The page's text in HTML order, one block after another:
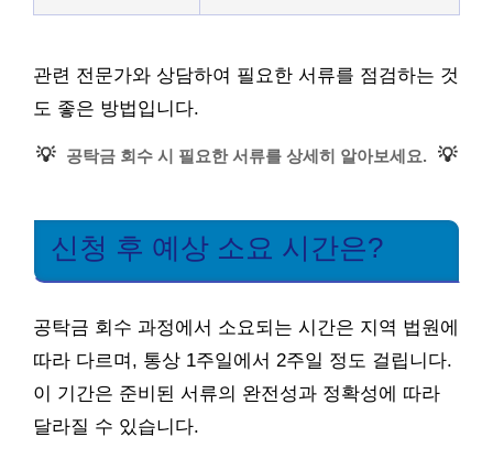
관련 전문가와 상담하여 필요한 서류를 점검하는 것
도 좋은 방법입니다.
💡 공탁금 회수 시 필요한 서류를 상세히 알아보세요. 💡
신청 후 예상 소요 시간은?
공탁금 회수 과정에서 소요되는 시간은 지역 법원에
따라 다르며, 통상 1주일에서 2주일 정도 걸립니다.
이 기간은 준비된 서류의 완전성과 정확성에 따라
달라질 수 있습니다.